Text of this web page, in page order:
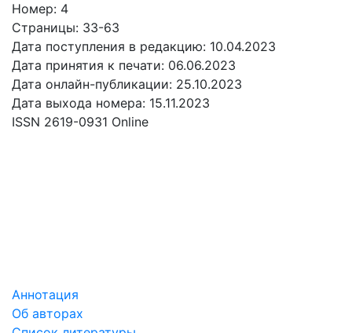
Номер: 4
Страницы: 33-63
Дата поступления в редакцию: 10.04.2023
Дата принятия к печати: 06.06.2023
Дата онлайн-публикации: 25.10.2023
Дата выхода номера: 15.11.2023
ISSN 2619-0931 Online
Аннотация
Об авторах